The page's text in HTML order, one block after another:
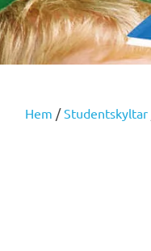
Hem /Studentskyltar